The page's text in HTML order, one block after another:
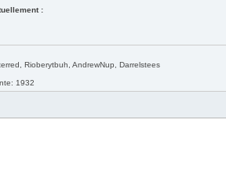
:
Rioberytbuh, AndrewNup, Darrelstees
1932